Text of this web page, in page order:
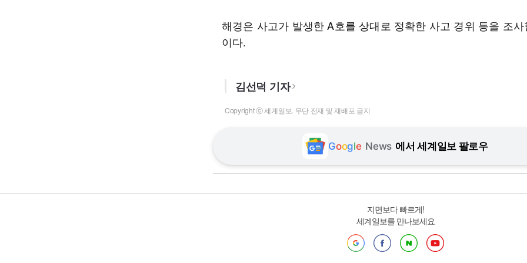
해경은 사고가 발생한 A호를 상대로 정확한 사고 경위 등을 조
이다.
김선덕 기자
Copyright ⓒ 세계일보. 무단 전재 및 재배포 금지
Google News 에서 세계일보 팔로우
지면보다 빠르게!
세계일보를 만나보세요